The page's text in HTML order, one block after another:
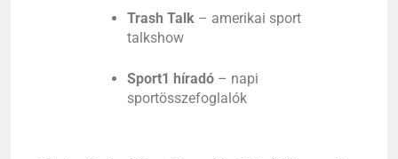
TrashTalk – amerikai sport
talkshow
Sport1 híradó – napi
sportösszefoglalók